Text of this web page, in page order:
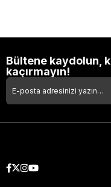
Bültene kaydolun,
kaçırmayın!